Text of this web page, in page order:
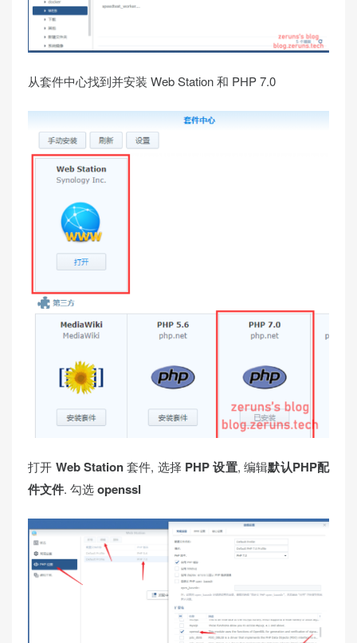
从套件中心找到并安装 Web Station 和 PHP 7.0
打开 Web Station套件, 选择 PHP 设置, 编辑默认PHP配
件文件. 勾选openssl